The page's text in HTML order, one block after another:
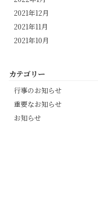
2021年12月
2021年11月
2021年10月
カテゴリー
行事のお知らせ
重要なお知らせ
お知らせ